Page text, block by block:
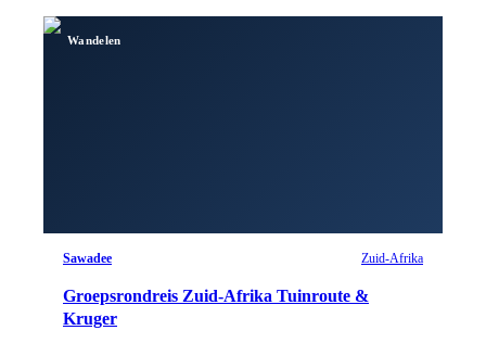
Wandelen
Sawadee Zuid-Afrika
Groepsrondreis Zuid-Afrika Tuinroute &
Kruger